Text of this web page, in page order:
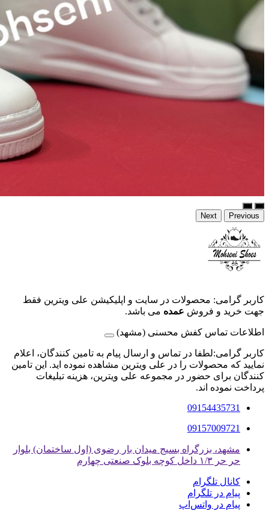
Previous
Next
کاربر گرامی: محصولات در سایت و اپلیکیشن علی ویترین فقط
جهت خرید و فروش عمده می باشد.
اطلاعات تماس کفش محسنی (مشهد)
کاربر گرامی:لطفا در تماس و ارسال پیام به تامین کنندگان، اعلام
نمایید که محصولات را در علی ویترین مشاهده نموده اید. این تامین
کنندگان برای حضور در مجموعه علی ویترین، هزینه تبلیغات
پرداخت نموده اند.
09154435731
09157009721
مشهد، بزرگراه بسیج میدان بار رضوی (اول ساختمان) بلوار
حر حر ۱/۳ داخل کوچه بلوک صنعتی چهارم
کانال تلگرام
پیام در تلگرام
پیام در واتس‌اپ